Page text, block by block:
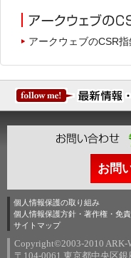
アークウェブのCSR指
お問
個人情報保護の取り組み
個人情報保護方針・著作権・免
サイトマップ
Copyright©2003-2010 ARK-
〒104-0061 東京都中央区